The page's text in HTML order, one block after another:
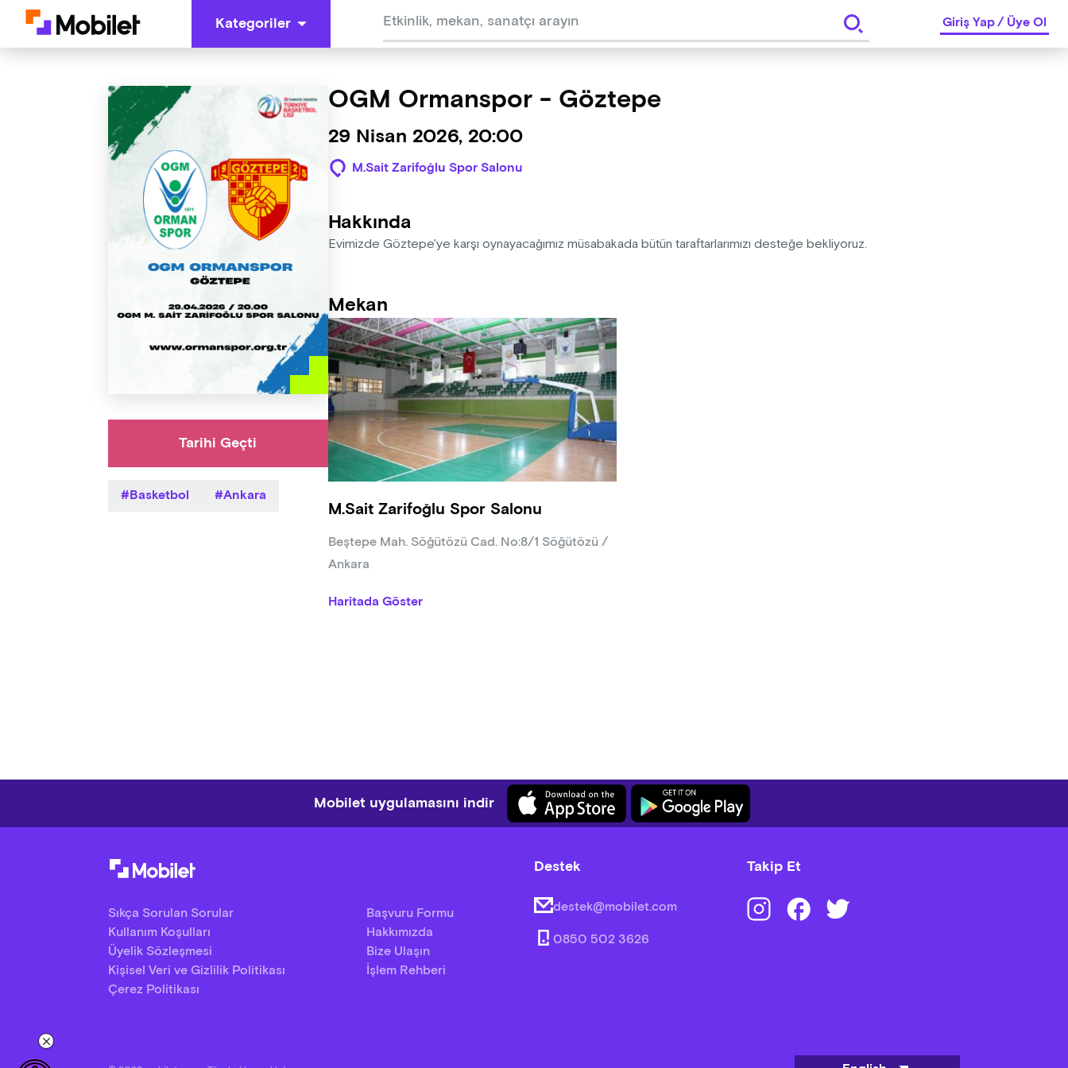
Kategoriler Giriş Yap/Üye Ol
Tarihi Geçti
Basketbol Ankara
OGM Ormanspor - Göztepe
29 Nisan 2026, 20:00
M.Sait Zarifoğlu Spor Salonu
Hakkında
Evimizde Göztepe'ye karşı oynayacağımız müsabakada bütün taraftarlarımızı desteğe bekliyoruz.
Mekan
M.Sait Zarifoğlu Spor Salonu
Beştepe Mah. Söğütözü Cad. No:8/1 Söğütözü /
Ankara
Haritada Göster
Mobilet uygulamasını indir
Sıkça Sorulan Sorular
Kullanım Koşulları
Üyelik Sözleşmesi
Kişisel Veri ve Gizlilik Politikası
Çerez Politikası
Başvuru Formu
Hakkımızda
Bize Ulaşın
İşlem Rehberi
Destek
destek@mobilet.com
0850 502 3626
Takip Et